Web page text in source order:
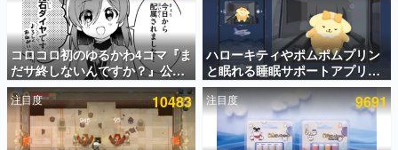
ゲームの企画書
名作ゲームクリエイターの方々に製作時のエピソードをお
聞きし、ヒットする企画（ゲーム）とは何か？を探ってい
きます。
赫本
この物語を解いてはいけない。『赫本』は、〈試験問題〉
の形をした短編ホラー小説集です。
コロコロ初のゆるかわ4コマ『ま
だサ終しないんですか？』公開
スタート。主人公は新入社員の
侘石ダイヤ、ゲーム会社を舞台
にトラブルへ対応する社員たち
を描く
ハローキティやポムポムプリン
と眠れる睡眠サポートアプリ
『ゆめたび』が配信中。キャラ
ごとのASMRや目覚ましアラー
ムも搭載
注目度 10483 注目度 9691